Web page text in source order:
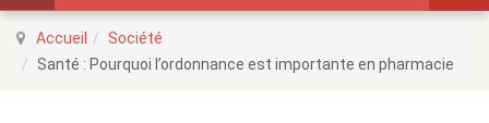
Accueil
Société
Santé : Pourquoi l’ordonnance est importante en pharmacie